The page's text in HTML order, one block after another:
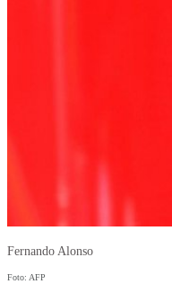
Fernando Alonso
Foto: AFP